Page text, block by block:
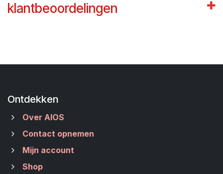
klantbeoordelingen
Ontdekken
Over AIOS
Contact opnemen
Mijn account
Shop